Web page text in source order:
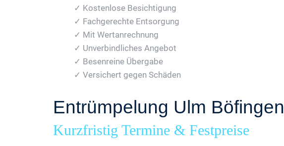
✓ Kostenlose Besichtigung
✓ Fachgerechte Entsorgung
✓ Mit Wertanrechnung
✓ Unverbindliches Angebot
✓ Besenreine Übergabe
✓ Versichert gegen Schäden
Entrümpelung Ulm Böfingen
Kurzfristig Termine & Festpreise